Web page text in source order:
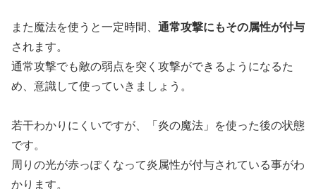
また魔法を使うと一定時間、 通常攻撃にもその属性が付与
されます。
通常攻撃でも敵の弱点を突く攻撃ができるようになるた
め、意識して使っていきましょう。
若干わかりにくいですが、「炎の魔法」を使った後の状態
です。
周りの光が赤っぽくなって炎属性が付与されている事がわ
かります。